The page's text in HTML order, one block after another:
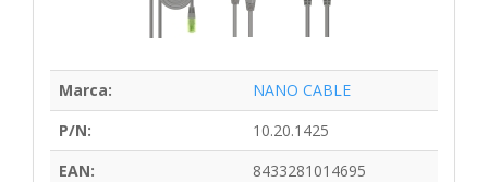
Marca:
NANO CABLE
P/N:
10.20.1425
EAN:
8433281014695